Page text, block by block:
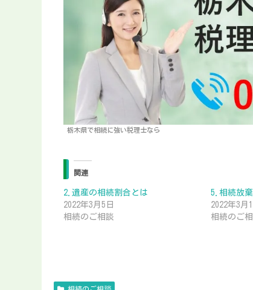
栃木県で相続に強い税理士なら
関連
2.遺産の相続割合とは
2022年3月5日
相続のご相談
5.相続放
2022年3月
相続のご